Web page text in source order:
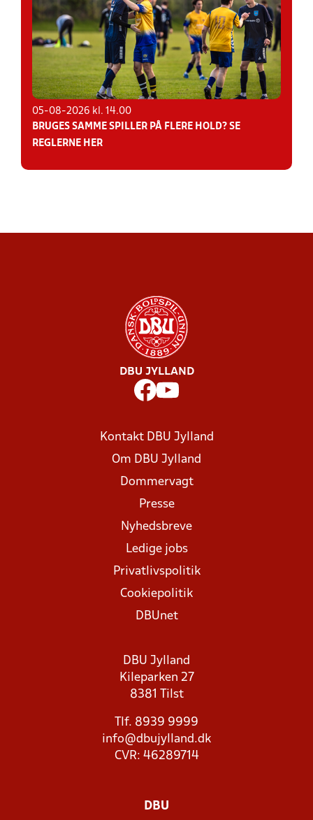
05-08-2026 kl. 14.00
BRUGES SAMME SPILLER PÅ FLERE HOLD? SE
REGLERNE HER
DBU JYLLAND
Kontakt DBU Jylland
Om DBU Jylland
Dommervagt
Presse
Nyhedsbreve
Ledige jobs
Privatlivspolitik
Cookiepolitik
DBUnet
DBU Jylland
Kileparken 27
8381 Tilst
Tlf. 8939 9999
info@dbujylland.dk
CVR: 46289714
DBU